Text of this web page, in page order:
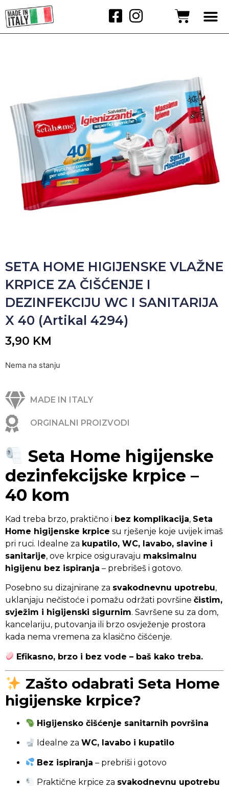
SETA HOME HIGIJENSKE VLAŽNE
KRPICE ZA ČIŠĆENJE I
DEZINFEKCIJU WC I SANITARIJA
X 40 (Artikal 4294)
3,90 KM
Nema na stanju
MADE IN ITALY
ORGINALNI PROIZVODI
Seta Home higijenske
dezinfekcijske krpice –
40 kom
Kad treba brzo, praktično i bez komplikacija, Seta
Home higijenske krpice su rješenje koje uvijek imaš
pri ruci. Idealne za kupatilo, WC, lavabo, slavine i
sanitarije, ove krpice osiguravaju maksimalnu
higijenu bez ispiranja – prebrišeš i gotovo.
Posebno su dizajnirane za svakodnevnu upotrebu,
uklanjaju nečistoće i pomažu održati površine čistim,
svježim i higijenski sigurnim. Savršene su za dom,
kancelariju, putovanja ili brzo osvježenje prostora
kada nema vremena za klasično čišćenje.
Efikasno, brzo i bez vode – baš kako treba.
Zašto odabrati Seta Home
higijenske krpice?
Higijensko čišćenje sanitarnih površina
Idealne zaWC, lavabo i kupatilo
Bez ispiranja – prebriši i gotovo
Praktične krpice za svakodnevnu upotrebu